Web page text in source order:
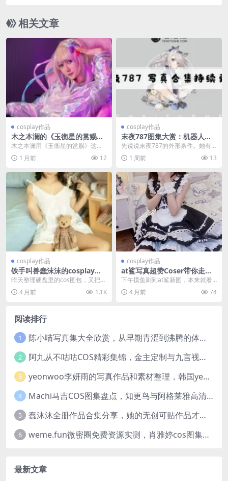
相关文章
cosplay作品
木之本澜的《玉衡星的赏赐》
当刻晴不再是高高在上的璃月
七星
木之本澜用《玉衡星的赏赐》这套
刻晴写真，把璃月七星拉回人间。3
9张成片，从造型到...
1 月前 12
cosplay作品
末夜787图集大赏：机器人女
友白皙美眸诠释极致诱惑
先说说末夜787的外形条件。她有
一头很抢镜的浅色长发，搭配那双
透彻水灵的大眼睛，...
1 周前 13
cosplay作品
铁手叫兽蠢沫沫的cosplay简
直美翻天了！二次元网站的必
备作品
昨天整理硬盘里的cos图包，又把蠢
沫沫这套铁手叫兽翻出来看了好几
遍。当初存的时候...
4 月前 1.1K
cosplay作品
at鲨写真超赞Coser带你走进
二次元世界，看完只想说“哇
哦！”
下午摸鱼刷到at鲨新图，本来就看
两眼，结果一张接一张往下滑，等
反应过来已经存了二...
4 月前 74
阅读排行
1 陈小喵写真集大全欣赏，从早期青涩到沸腾的体温作品全记录
2 阿九从不咕咕COS精彩集锦，金主定制与九言视频分享
3 yeonwoo李妍雨的写真作品和素材整理，韩国yeonwoo牛奶胶卷完整版欣赏
4 Machi马吉COS图集盘点，知更鸟与阿格莱雅高清图包欣赏
5 蠢沐沐全册作品合集分享，她的无创可贴作品才是网友们的超爱
6 weme.fun微密圈免费资源实测，肖雅婷cos图集完整浏览体验
最新文章